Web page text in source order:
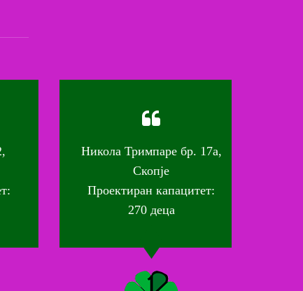
Никола Тримпаре бр. 17а,
Скопје
Проектиран капацитет:
270 деца